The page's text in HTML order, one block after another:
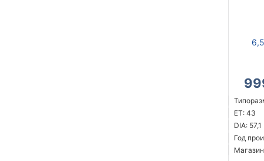
ET: 43
DIA: 57,1
Год